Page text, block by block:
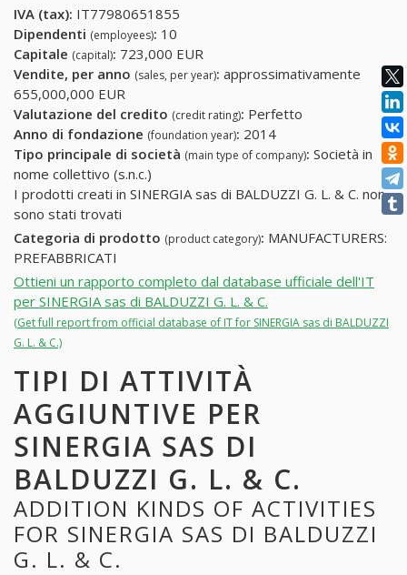
IVA (tax): IT77980651855
Dipendenti (employees): 10
Capitale (capital): 723,000 EUR
Vendite, per anno (sales, per year): approssimativamente
655,000,000 EUR
Valutazione del credito (credit rating): Perfetto
Anno di fondazione (foundation year): 2014
Tipo principale di società (main type of company): Società in
nome collettivo (s.n.c.)
I prodotti creati in SINERGIA sas di BALDUZZI G. L. & C. non
sono stati trovati
Categoria di prodotto (product category): MANUFACTURERS:
PREFABBRICATI
Ottieni un rapporto completo dal database ufficiale dell'IT
per SINERGIA sas di BALDUZZI G. L. & C.
(Get full report from official database of IT for SINERGIA sas di BALDUZZI
G. L. & C.)
TIPI DI ATTIVITÀ
AGGIUNTIVE PER
SINERGIA SAS DI
BALDUZZI G. L. & C.
ADDITION KINDS OF ACTIVITIES
FOR SINERGIA SAS DI BALDUZZI
G. L. & C.